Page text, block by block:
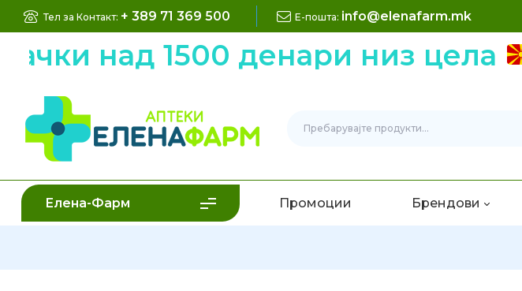
Тел за Контакт: + 389 71 369 500 Е-пошта: info@elenafarm.mk
над 1500 денари низ цела
Елена-Фарм Промоции Брендови